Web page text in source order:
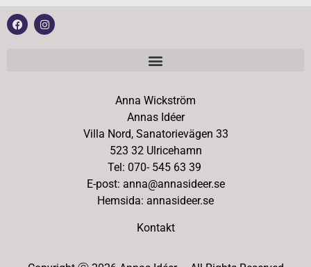
Anna Wickström
Annas Idéer
Villa Nord, Sanatorievägen 33
523 32 Ulricehamn
Tel: 070- 545 63 39
E-post: anna@annasideer.se
Hemsida: annasideer.se
Kontakt